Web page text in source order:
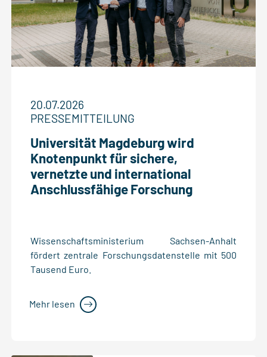
20.07.2026
PRESSEMITTEILUNG
Universität Magdeburg wird
Knotenpunkt für sichere,
vernetzte und international
Anschlussfähige Forschung
Wissenschaftsministerium Sachsen-Anhalt
fördert zentrale Forschungsdatenstelle mit 500
Tausend Euro.
Mehr lesen